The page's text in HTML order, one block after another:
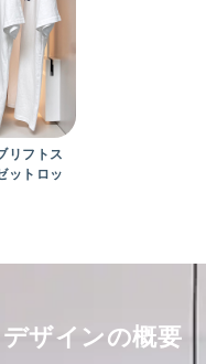
リフトス
ットロッ
デザインの概要